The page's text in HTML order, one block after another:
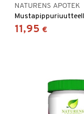
NATURENS APOTEK
11,95 €